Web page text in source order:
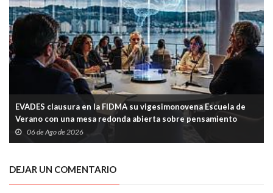
EVADES clausura en la FIDMA su vigesimonovena Escuela de
Verano con una mesa redonda abierta sobre pensamiento
crítico y tecnología
06 de Ago de 2026
DEJAR UN COMENTARIO